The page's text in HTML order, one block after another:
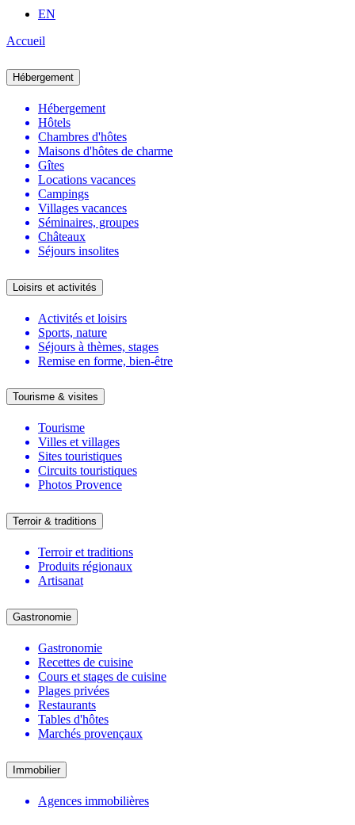
EN
Accueil
Hébergement
Hébergement
Hôtels
Chambres d'hôtes
Maisons d'hôtes de charme
Gîtes
Locations vacances
Campings
Villages vacances
Séminaires, groupes
Châteaux
Séjours insolites
Loisirs et activités
Activités et loisirs
Sports, nature
Séjours à thèmes, stages
Remise en forme, bien-être
Tourisme & visites
Tourisme
Villes et villages
Sites touristiques
Circuits touristiques
Photos Provence
Terroir & traditions
Terroir et traditions
Produits régionaux
Artisanat
Gastronomie
Gastronomie
Recettes de cuisine
Cours et stages de cuisine
Plages privées
Restaurants
Tables d'hôtes
Marchés provençaux
Immobilier
Agences immobilières